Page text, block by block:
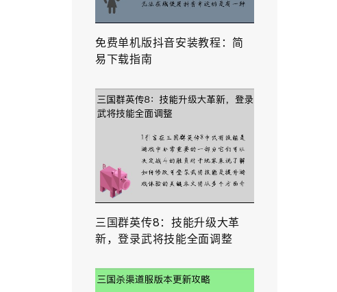
免费单机版抖音安装教程：简
易下载指南
三国群英传8：技能升级大革
新，登录武将技能全面调整